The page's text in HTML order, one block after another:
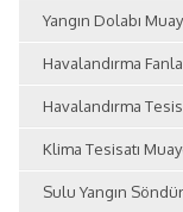
Yangın Dolabı
Havalandırma
Havalandırma
Klima Tesisatı
Sulu Yangın